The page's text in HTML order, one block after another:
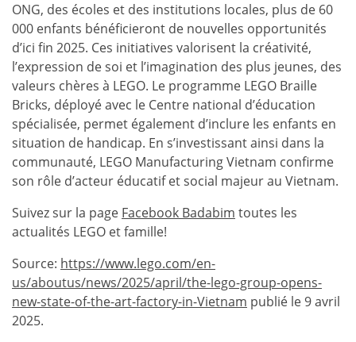
ONG, des écoles et des institutions locales, plus de 60
000 enfants bénéficieront de nouvelles opportunités
d’ici fin 2025. Ces initiatives valorisent la créativité,
l’expression de soi et l’imagination des plus jeunes, des
valeurs chères à LEGO. Le programme LEGO Braille
Bricks, déployé avec le Centre national d’éducation
spécialisée, permet également d’inclure les enfants en
situation de handicap. En s’investissant ainsi dans la
communauté, LEGO Manufacturing Vietnam confirme
son rôle d’acteur éducatif et social majeur au Vietnam.
Suivez sur la page Facebook Badabim toutes les
actualités LEGO et famille!
Source: https://www.lego.com/en-
us/aboutus/news/2025/april/the-lego-group-opens-
new-state-of-the-art-factory-in-Vietnam publié le 9 avril
2025.